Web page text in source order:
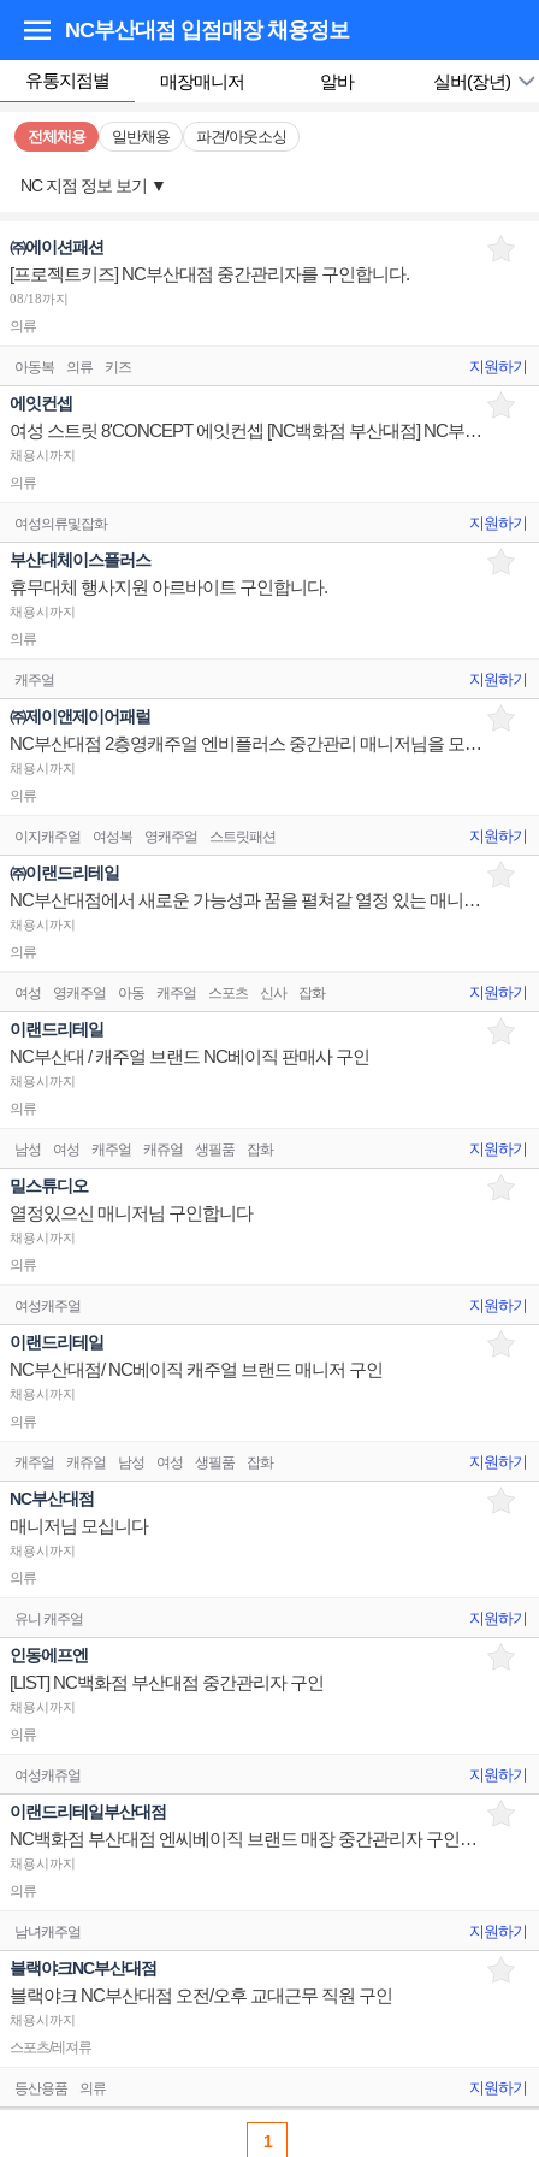
NC부산대점 입점매장채용정보
유통지점별 매장매니저 알바 실버(장년)
전체채용 일반채용 파견/아웃소싱
NC 지점 정보 보기 ▼
㈜에이션패션
[프로젝트키즈] NC부산대점 중간관리자를 구인합니다.
08/18까지
의류
아동복 의류 키즈 지원하기
에잇컨셉
여성 스트릿 8'CONCEPT 에잇컨셉 [NC백화점 부산대점] NC부산대 중간관리 매니저 구인
채용시까지
의류
여성의류및잡화 지원하기
부산대체이스플러스
휴무대체 행사지원 아르바이트 구인합니다.
채용시까지
의류
캐주얼 지원하기
㈜제이앤제이어패럴
NC부산대점 2층영캐주얼 엔비플러스 중간관리 매니저님을 모십니다
채용시까지
의류
이지캐주얼 여성복 영캐주얼 스트릿패션 지원하기
㈜이랜드리테일
NC부산대점에서 새로운 가능성과 꿈을 펼쳐갈 열정 있는 매니저님을 구인합니다.
채용시까지
의류
여성 영캐주얼 아동 캐주얼 스포츠 신사 잡화 지원하기
이랜드리테일
NC부산대 / 캐주얼 브랜드 NC베이직 판매사 구인
채용시까지
의류
남성 여성 캐주얼 캐쥬얼 생필품 잡화 지원하기
밀스튜디오
열정있으신 매니저님 구인합니다
채용시까지
의류
여성캐주얼 지원하기
이랜드리테일
NC부산대점/ NC베이직 캐주얼 브랜드 매니저 구인
채용시까지
의류
캐주얼 캐쥬얼 남성 여성 생필품 잡화 지원하기
NC부산대점
매니저님 모십니다
채용시까지
의류
유니 캐주얼 지원하기
인동에프엔
[LIST] NC백화점 부산대점 중간관리자 구인
채용시까지
의류
여성캐쥬얼 지원하기
이랜드리테일부산대점
NC백화점 부산대점 엔씨베이직 브랜드 매장 중간관리자 구인합니다.
채용시까지
의류
남녀캐주얼 지원하기
블랙야크NC부산대점
블랙야크 NC부산대점 오전/오후 교대근무 직원 구인
채용시까지
스포츠/레져류
등산용품 의류 지원하기
1